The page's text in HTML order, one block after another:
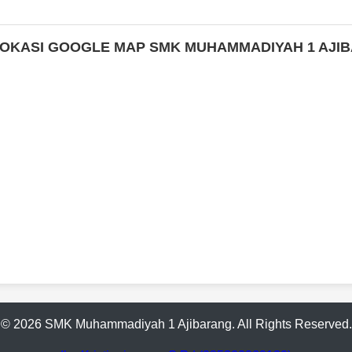
GOOGLE MAP SMK MUHAMMADIYAH 1
© 2026 SMK Muhammadiyah 1 Ajibarang. All Rights Reserved.